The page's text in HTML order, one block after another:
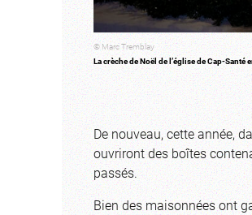
© Marc Tremblay
La crèche de Noël de l’église de Cap-Santé
De nouveau, cette année,
ouvriront des boîtes
passés.
Bien des maisonnées ont